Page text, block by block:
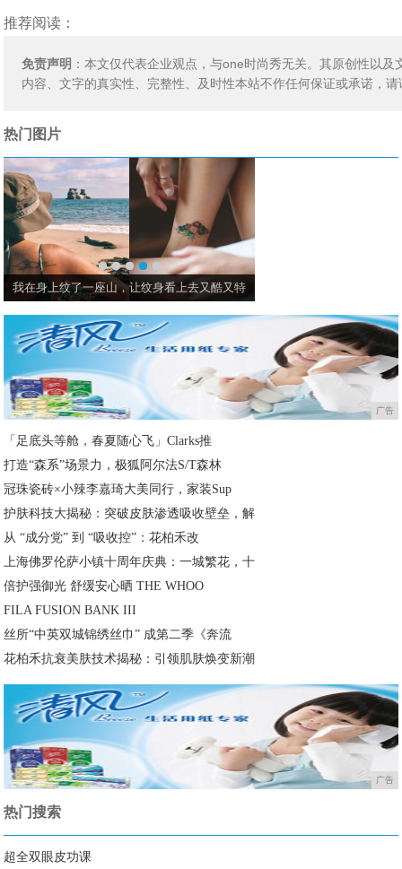
推荐阅读：
免责声明 ：本文仅代表企业观点，与one时尚秀无关。其原创性以
内容、文字的真实性、完整性、及时性本站不作任何保证或承诺，
热门图片
我在身上纹了一座山，让纹身看上去又酷又特
广告
「足底头等舱，春夏随心飞」Clarks推
打造“森系”场景力，极狐阿尔法S/T森林
冠珠瓷砖×小辣李嘉琦大美同行，家装Sup
护肤科技大揭秘：突破皮肤渗透吸收壁垒，解
从 “成分党” 到 “吸收控”：花柏禾改
上海佛罗伦萨小镇十周年庆典：一城繁花，十
倍护强御光 舒缓安心晒 THE WHOO
FILA FUSION BANK III
丝所“中英双城锦绣丝巾” 成第二季《奔流
花柏禾抗衰美肤技术揭秘：引领肌肤焕变新潮
广告
热门搜索
超全双眼皮功课